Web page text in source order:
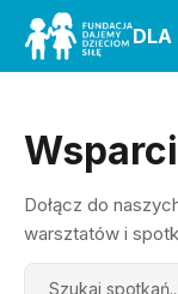
DLA
Dołącz do
warsztatów i
Search